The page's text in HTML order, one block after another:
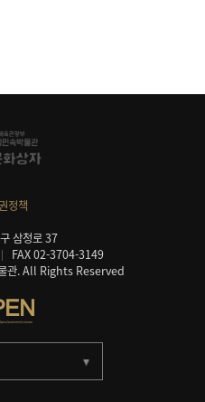
정책
삼청로 37
FAX 02-3704-3149
관. All Rights Reserved